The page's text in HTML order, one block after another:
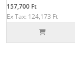
157,700 Ft
Ex Tax: 124,173 Ft